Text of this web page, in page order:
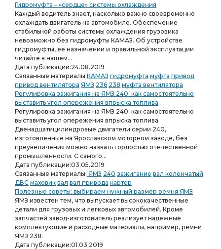
Гидромуфта – «сердце» системы охлаждения
Каждый водитель знает, насколько важно своевременно
охлаждать двигатель на автомобиле. Обеспечение
стабильной работы системы охлаждения грузовика
невозможно без гидромуфты КАМАЗ. Об устройстве
гидромуфты, ее назначении и правильной эксплуатации
читайте в нашем...
Дата публикации:24.08.2019
Связанные материалы:КАМАЗ гидромуфта муфта привод
привод вентилятора ЯМЗ 236 238 муфта вентилятора
Регулировка зажигания на ЯМЗ 240: как самостоятельно
выставить угол опережения впрыска топлива
Регулировка зажигания на ЯМЗ 240: как самостоятельно
выставить угол опережения впрыска топлива
Двенадцатицилиндровые двигатели серии 240,
изготовленные на Ярославском моторном заводе, без
преувеличения можно назвать гордостью отечественной
промышленности. С самого...
Дата публикации:03.05.2019
Связанные материалы: ЯМЗ 240 зажигание вал коленчатый
ДВС маховик вал вал привода картер
Полезные советы: выбираем нужный размер ремня ЯМЗ
ЯМЗ известен тем, что выпускает высококачественные
детали для грузовых и легковых автомобилей. Кроме
запчастей завод-изготовитель реализует надежные
комплектующие и расходные материалы, например, ремни
ЯМЗ 238.
Дата публикации:01.03.2019